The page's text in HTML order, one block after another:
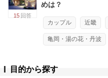
15 回答
めは？
カップル 近畿
亀岡・湯の花・丹波
目的から探す